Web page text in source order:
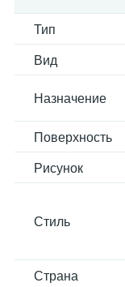
Тип
Вид
Назначение
Поверхность
Рисунок
Стиль
Страна